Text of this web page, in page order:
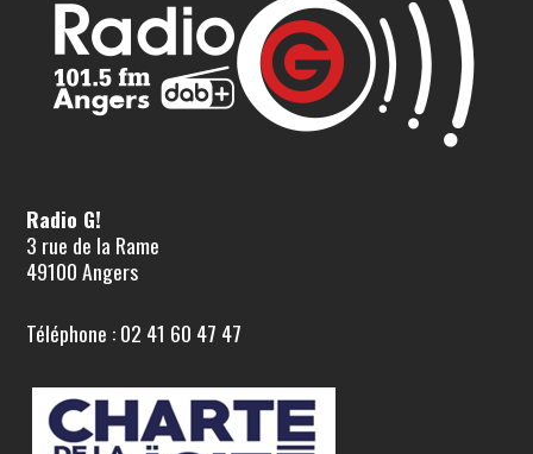
Radio G!
3 rue de la Rame
49100 Angers
Téléphone : 02 41 60 47 47